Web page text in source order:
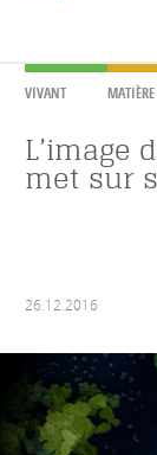
VIVANT MATIÈRE
L’image
met sur
26.12.2016